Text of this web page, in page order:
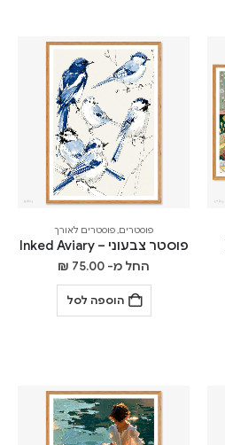
פוסטרים,פוסטרים לאורך
פוסטר צבעוני – Inked Aviary
החל מ- ₪ 75.00
הוספה לסל